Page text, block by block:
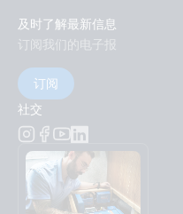
及时了解最新信息
订阅我们的电子报
订阅
社交